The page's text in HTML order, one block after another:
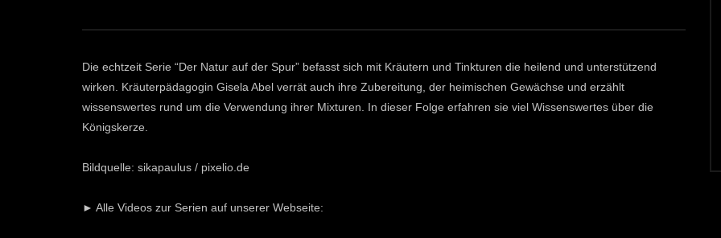
Die echtzeit Serie “Der Natur auf der Spur” befasst sich mit Kräutern und Tinkturen die heilend und unterstützend
wirken. Kräuterpädagogin Gisela Abel verrät auch ihre Zubereitung, der heimischen Gewächse und erzählt
wissenswertes rund um die Verwendung ihrer Mixturen. In dieser Folge erfahren sie viel Wissenswertes über die
Königskerze.
Bildquelle: sikapaulus / pixelio.de
► Alle Videos zur Serien auf unserer Webseite: